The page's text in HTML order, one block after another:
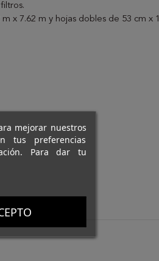
x 7.62 m y hojas dobles de 53 cm x
mejorar nuestros
tus preferencias
Para dar tu